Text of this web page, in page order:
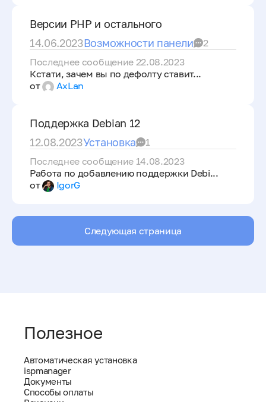
Версии PHP и остального
14.06.2023Возможности панели
2
Последнее сообщение 22.08.2023
Кстати, зачем вы по дефолту ставит...
от
AxLan
Поддержка Debian 12
12.08.2023Установка
1
Последнее сообщение 14.08.2023
Работа по добавлению поддержки Debi...
от
IgorG
Следующая страница
Полезное
Автоматическая установка
ispmanager
Документы
Способы оплаты